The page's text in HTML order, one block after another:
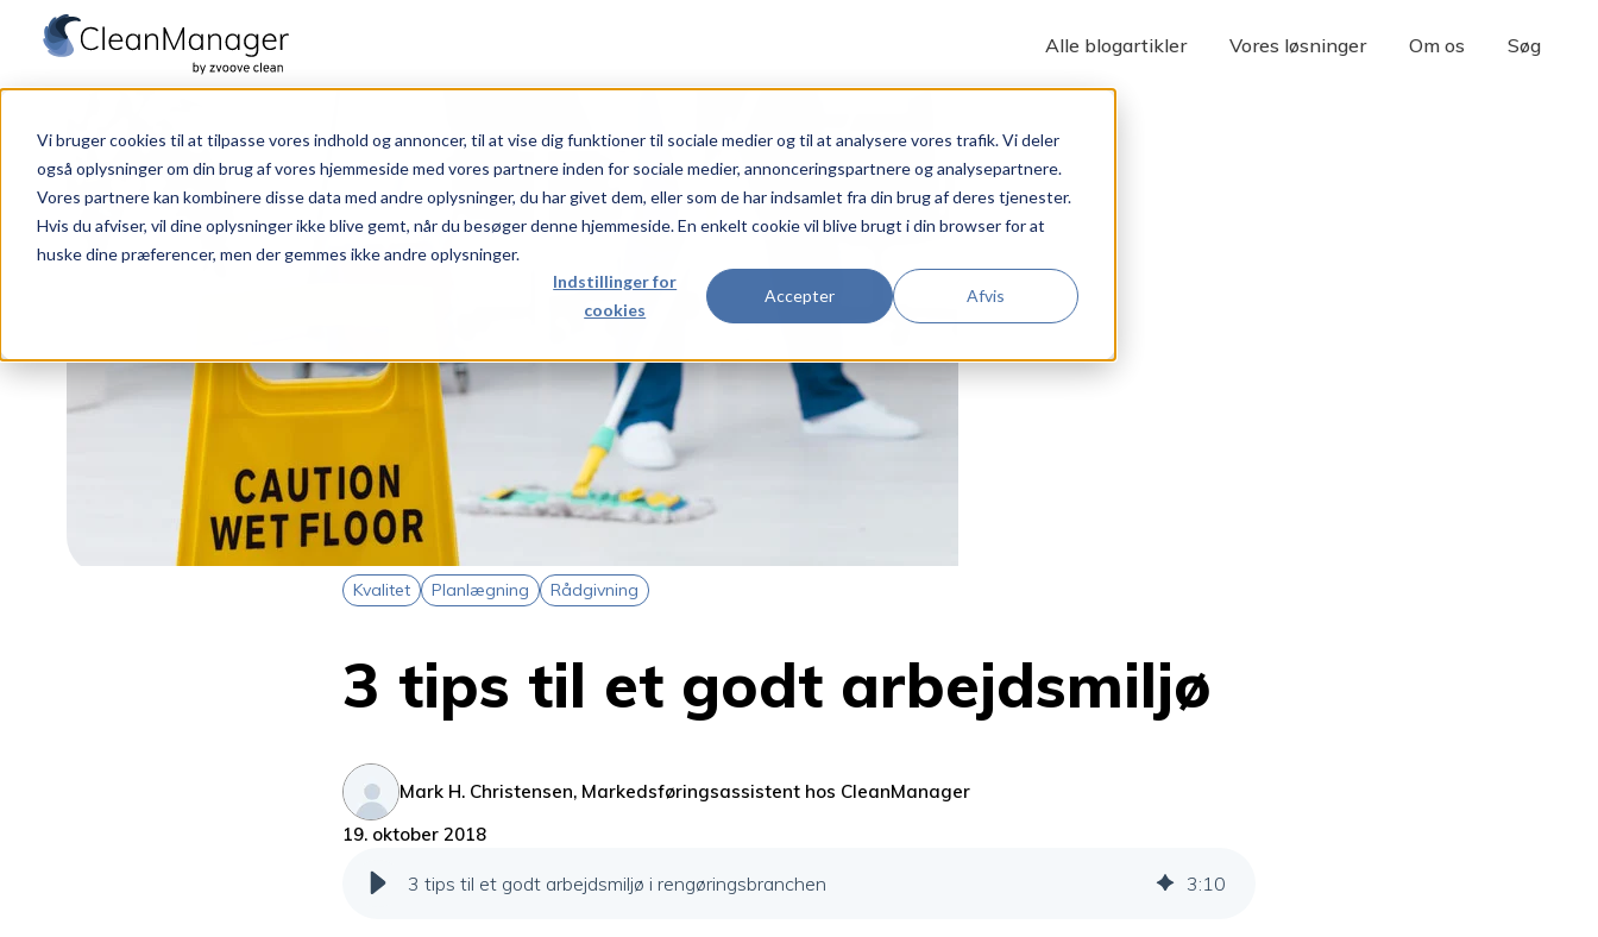
Vi bruger cookies til at tilpasse vores indhold og annoncer, til at vise dig funktioner til sociale medier og til at analysere vores trafik. Vi deler
også oplysninger om din brug af vores hjemmeside med vores partnere inden for sociale medier, annonceringspartnere og analysepartnere.
Vores partnere kan kombinere disse data med andre oplysninger, du har givet dem, eller som de har indsamlet fra din brug af deres tjenester.
Hvis du afviser, vil dine oplysninger ikke blive gemt, når du besøger denne hjemmeside. En enkelt cookie vil blive brugt i din browser for at
huske dine præferencer, men der gemmes ikke andre oplysninger.
Indstillinger for
cookies
Accepter Afvis
a
Alle blogartikler Vores løsninger Om os Søg
Kvalitet Planlægning Rådgivning
3 tips til et godt arbejdsmiljø
Mark H. Christensen, Markedsføringsassistent hos CleanManager
19. oktober 2018
3 tips til et godt arbejdsmiljø i rengøringsbranchen 3:10